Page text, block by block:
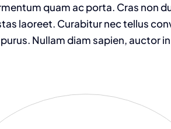
quam ac porta. Cras non
laoreet. Curabitur nec tellus
Nullam diam sapien, auctor